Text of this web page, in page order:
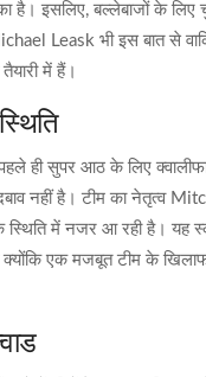
है। इसलिए, बल्लेबाजों के लिए
Leask भी इस बात से
में हैं।
ही सुपर आठ के लिए
नहीं है। टीम का नेतृत्व
स्थिति में नजर आ रही है। यह
क्योंकि एक मजबूत टीम के